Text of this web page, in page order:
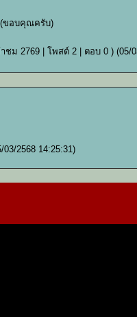
ขอบคุณครับ)
าชม 2769 | โพสต์ 2 | ตอบ 0 ) (05/
03/2568 14:25:31)